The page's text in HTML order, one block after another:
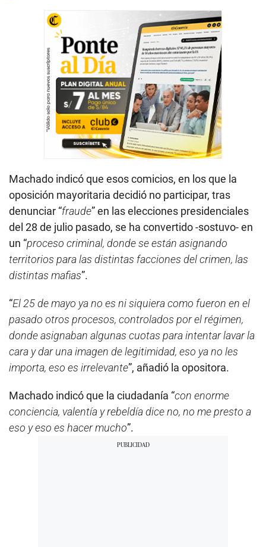
Machado indicó que esos comicios, en los que la
oposición mayoritaria decidió no participar, tras
denunciar “fraude” en las elecciones presidenciales
del 28 de julio pasado, se ha convertido -sostuvo- en
un “proceso criminal, donde se están asignando
territorios para las distintas facciones del crimen, las
distintas mafias”.
“El 25 de mayo ya no es ni siquiera como fueron en el
pasado otros procesos, controlados por el régimen,
donde asignaban algunas cuotas para intentar lavar la
cara y dar una imagen de legitimidad, eso ya no les
importa, eso es irrelevante”, añadió la opositora.
Machado indicó que la ciudadanía “con enorme
conciencia, valentía y rebeldía dice no, no me presto a
eso y eso es hacer mucho”.